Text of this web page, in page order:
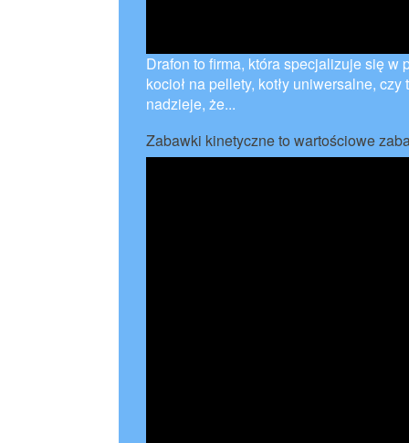
Drafon to firma, która specjalizuje się
kocioł na pellety, kotły uniwersalne,
nadzieje, że...
Zabawki kinetyczne to wartościowe